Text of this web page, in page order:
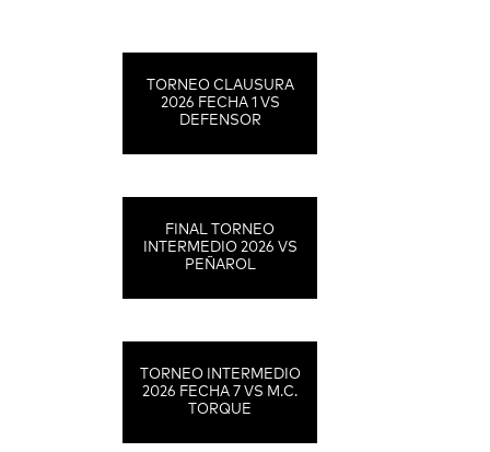
TORNEO CLAUSURA
2026 FECHA 1 VS
DEFENSOR
FINAL TORNEO
INTERMEDIO 2026 VS
PEÑAROL
TORNEO INTERMEDIO
2026 FECHA 7 VS M.C.
TORQUE